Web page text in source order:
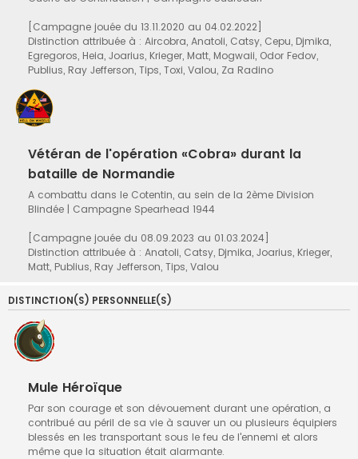
[Campagne jouée du 13.11.2020 au 04.02.2022]
Distinction attribuée à : Aircobra, Anatoli, Catsy, Cepu, Djmika,
Egregoros, Heia, Joarius, Krieger, Matt, Mogwaii, Odor Fedov,
Publius, Ray Jefferson, Tips, Toxi, Valou, Za Radino
Vétéran de l'opération «Cobra» durant la
bataille de Normandie
A combattu dans le Cotentin, au sein de la 2ème Division
Blindée | Campagne Spearhead 1944
[Campagne jouée du 08.09.2023 au 01.03.2024]
Distinction attribuée à : Anatoli, Catsy, Djmika, Joarius, Krieger,
Matt, Publius, Ray Jefferson, Tips, Valou
DISTINCTION(S) PERSONNELLE(S)
Mule Héroïque
Par son courage et son dévouement durant une opération, a
contribué au péril de sa vie à sauver un ou plusieurs équipiers
blessés en les transportant sous le feu de l'ennemi et alors
même que la situation était alarmante.